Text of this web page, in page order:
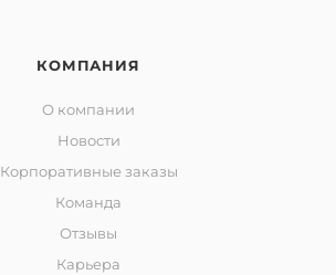
КОМПАНИЯ
О компании
Новости
Корпоративные заказы
Команда
Отзывы
Карьера